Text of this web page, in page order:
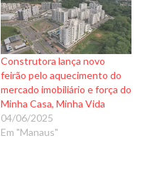
Construtora lança novo
feirão pelo aquecimento do
mercado imobiliário e força do
Minha Casa, Minha Vida
04/06/2025
Em "Manaus"